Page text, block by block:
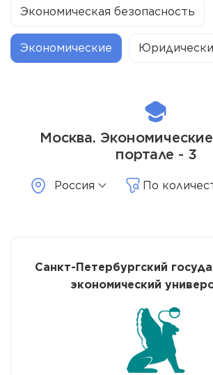
Экономическая безопасность
Экономические
Москва.
портале - 3
Россия По
Санкт-Петербургский
экономический